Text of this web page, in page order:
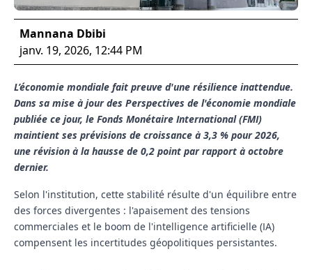
Mannana Dbibi
janv. 19, 2026, 12:44 PM
L’économie mondiale fait preuve d'une résilience inattendue.
Dans sa mise à jour des Perspectives de l'économie mondiale
publiée ce jour, le Fonds Monétaire International (FMI)
maintient ses prévisions de croissance à 3,3 % pour 2026,
une révision à la hausse de 0,2 point par rapport à octobre
dernier.
Selon l'institution, cette stabilité résulte d'un équilibre entre
des forces divergentes : l'apaisement des tensions
commerciales et le boom de l'intelligence artificielle (IA)
compensent les incertitudes géopolitiques persistantes.